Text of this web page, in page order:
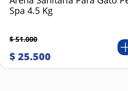
Spa 4.5 Kg
$ 51.000
$ 25.500